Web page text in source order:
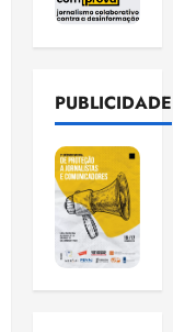
PUBLICIDADE